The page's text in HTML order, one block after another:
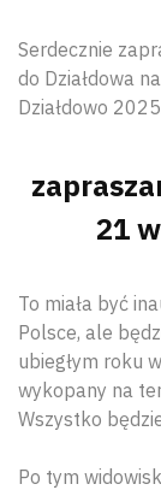
Serdecznie
do Działdowa
Działdowo
21
To miała być
Polsce, ale
ubiegłym roku
wykopany na
Wszystko
Po tym